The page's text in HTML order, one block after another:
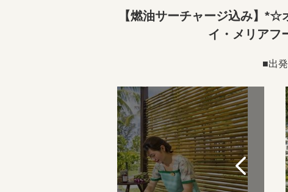
【燃油サーチャージ込み】
イ・メリアフ
■出